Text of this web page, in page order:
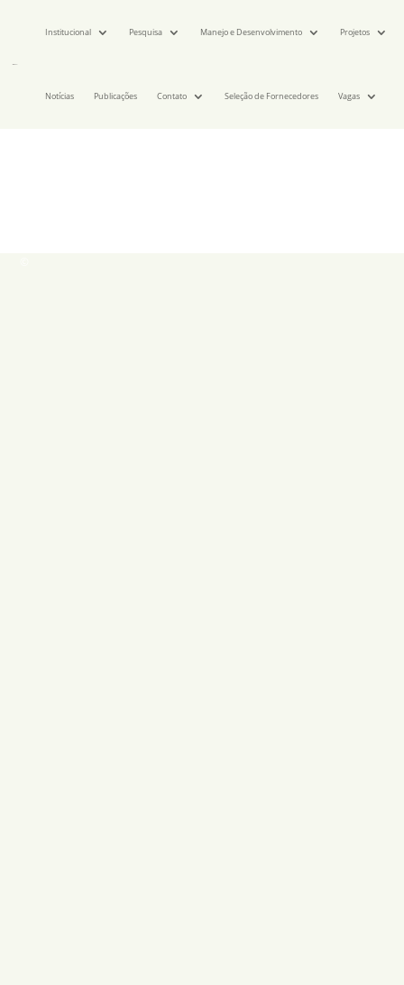
Institucional Pesquisa Manejo e Desenvolvimento Projetos
Notícias Publicações Contato Seleção de Fornecedores Vagas